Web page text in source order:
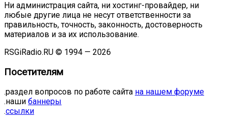
Ни администрация сайта, ни хостинг-провайдер, ни
любые другие лица не несут ответственности за
правильность, точность, законность, достоверность
материалов и за их использование.
RSGiRadio.RU © 1994 — 2026
Посетителям
.раздел вопросов по работе сайта на нашем форуме
.наши баннеры
.ссылки